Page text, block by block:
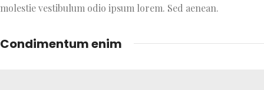
molestie vestibulum odio ipsum lorem. Sed aenean.
Condimentum enim